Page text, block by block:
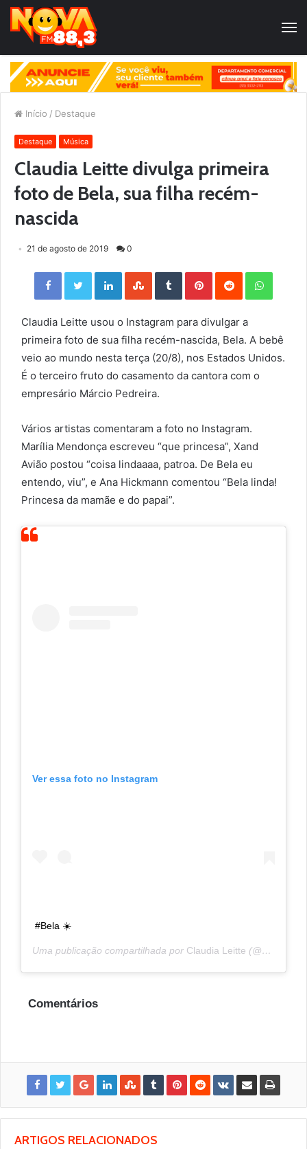
Início / Destaque
Destaque Música
Claudia Leitte divulga primeira
foto de Bela, sua filha recém-
nascida
21 de agosto de 2019 0
Facebook Twitter LinkedIn StumbleUpon Tumblr Pinterest Reddit
Claudia Leitte usou o Instagram para divulgar a
primeira foto de sua filha recém-nascida, Bela. A bebê
veio ao mundo nesta terça (20/8), nos Estados Unidos.
É o terceiro fruto do casamento da cantora com o
empresário Márcio Pedreira.
Vários artistas comentaram a foto no Instagram.
Marília Mendonça escreveu “que princesa”, Xand
Avião postou “coisa lindaaaa, patroa. De Bela eu
entendo, viu”, e Ana Hickmann comentou “Bela linda!
Princesa da mamãe e do papai”.
Ver essa foto no Instagram
#Bela ☀️
Uma publicação compartilhada por Claudia Leitte (@claudialeitte) em
Comentários
ARTIGOS RELACIONADOS